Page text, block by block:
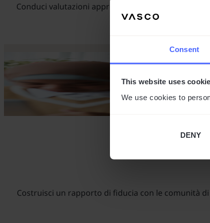
Consent
This website uses
We use cookies to
DENY
Conduci valutazioni approfondite dei bisogni in
Costruisci un rapporto di fiducia con le comunità